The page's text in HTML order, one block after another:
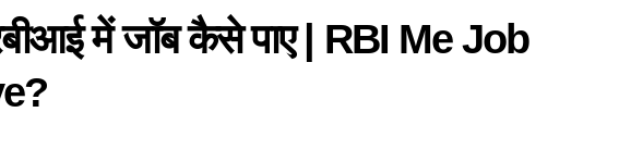
में जॉब कैसे पाए | RBI Me Job